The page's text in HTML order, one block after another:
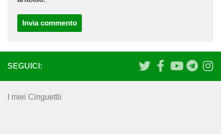
SEGUICI:
I miei Cinguettii